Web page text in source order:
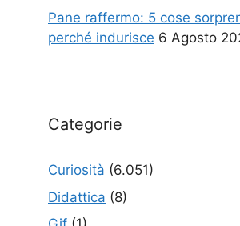
Pane raffermo: 5 cose
perché indurisce 6 Agosto
Categorie
Curiosità (6.051)
Didattica (8)